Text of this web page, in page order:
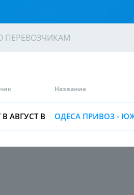
ПЕРЕВОЗЧИКАМ
Название
В АВГУСТ В ОДЕСА ПРИВОЗ -